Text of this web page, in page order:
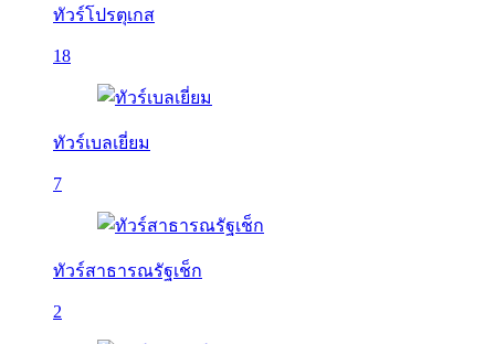
ทัวร์โปรตุเกส
18
ทัวร์เบลเยี่ยม
7
ทัวร์สาธารณรัฐเช็ก
2